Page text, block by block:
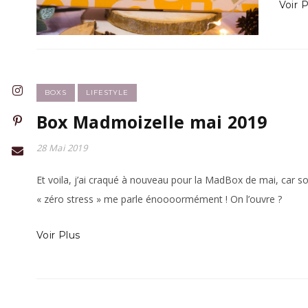
Voir
BOXS LIFESTYLE
Box Madmoizelle mai 2019
28 Mai 2019
Et voila, j’ai craqué à nouveau pour la MadBox de mai, car
« zéro stress » me parle énoooormément ! On l’ouvre ?
Voir Plus